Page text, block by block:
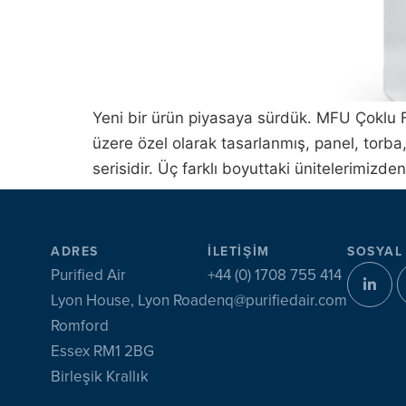
Yeni bir ürün piyasaya sürdük. MFU
üzere özel olarak tasarlanmış, panel,
serisidir. Üç farklı boyuttaki
ADRES
Purified Air
Lyon House, Lyon Road
Romford
Essex RM1 2BG
Birleşik Krallık
İLETIŞIM
+44 (0) 1708 755 414
enq@purifiedair.com
SOSYAL